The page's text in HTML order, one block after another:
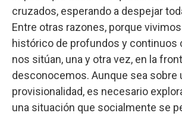
cruzados, esperando a despejar
Entre otras razones, porque
histórico de profundos y continuos
nos sitúan, una y otra vez, en la
desconocemos. Aunque sea sobre
provisionalidad, es necesario
una situación que socialmente se